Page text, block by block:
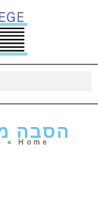
הסבה
Home
»